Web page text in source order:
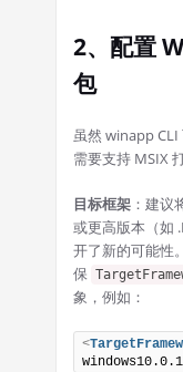
2、配置
包
虽然 winapp
需要支持 MSIX
目标框架 ：建议
或更高版本（如
开了新的可能性
保
象，例如：
<